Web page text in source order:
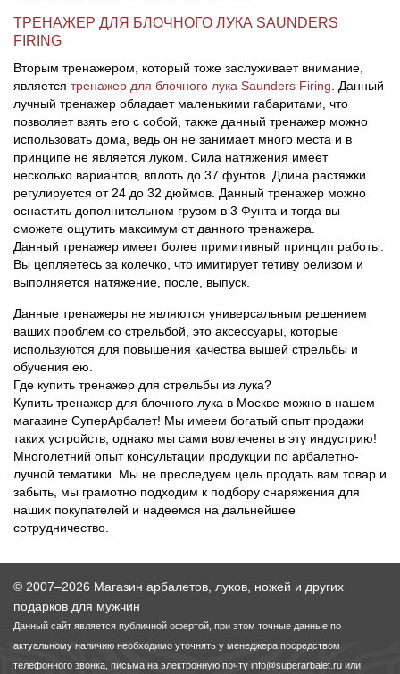
ТРЕНАЖЕР ДЛЯ БЛОЧНОГО ЛУКА SAUNDERS
FIRING
Вторым тренажером, который тоже заслуживает внимание,
является тренажер для блочного лука Saunders Firing . Данный
лучный тренажер обладает маленькими габаритами, что
позволяет взять его с собой, также данный тренажер можно
использовать дома, ведь он не занимает много места и в
принципе не является луком. Сила натяжения имеет
несколько вариантов, вплоть до 37 фунтов. Длина растяжки
регулируется от 24 до 32 дюймов. Данный тренажер можно
оснастить дополнительном грузом в 3 Фунта и тогда вы
сможете ощутить максимум от данного тренажера.
Данный тренажер имеет более примитивный принцип работы.
Вы цепляетесь за колечко, что имитирует тетиву релизом и
выполняется натяжение, после, выпуск.
Данные тренажеры не являются универсальным решением
ваших проблем со стрельбой, это аксессуары, которые
используются для повышения качества вышей стрельбы и
обучения ею.
Где купить тренажер для стрельбы из лука?
Купить тренажер для блочного лука в Москве можно в нашем
магазине СуперАрбалет! Мы имеем богатый опыт продажи
таких устройств, однако мы сами вовлечены в эту индустрию!
Многолетний опыт консультации продукции по арбалетно-
лучной тематики. Мы не преследуем цель продать вам товар и
забыть, мы грамотно подходим к подбору снаряжения для
наших покупателей и надеемся на дальнейшее
сотрудничество.
© 2007–2026 Магазин арбалетов, луков, ножей и других
подарков для мужчин
Данный сайт является публичной офертой, при этом точные данные по
актуальному наличию необходимо уточнять у менеджера посредством
телефонного звонка, письма на электронную почту info@superarbalet.ru или